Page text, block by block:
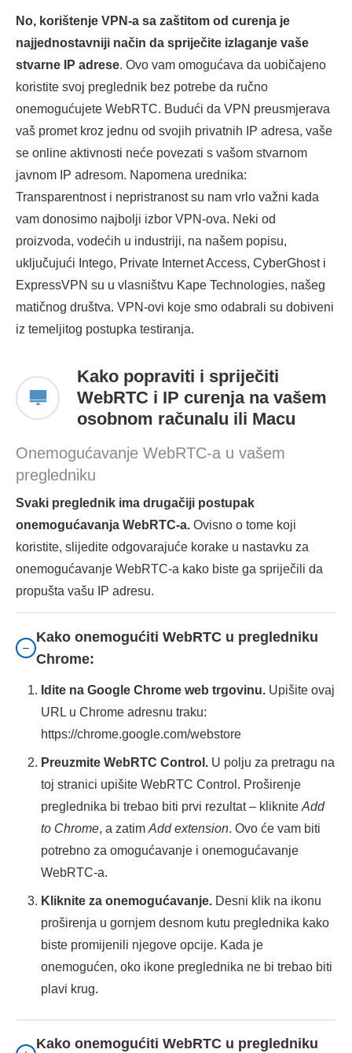
No, korištenje VPN-a sa zaštitom od curenja je
najjednostavniji način da spriječite izlaganje vaše
stvarne IP adrese. Ovo vam omogućava da uobičajeno
koristite svoj preglednik bez potrebe da ručno
onemogućujete WebRTC. Budući da VPN preusmjerava
vaš promet kroz jednu od svojih privatnih IP adresa, vaše
se online aktivnosti neće povezati s vašom stvarnom
javnom IP adresom. Napomena urednika:
Transparentnost i nepristranost su nam vrlo važni kada
vam donosimo najbolji izbor VPN-ova. Neki od
proizvoda, vodećih u industriji, na našem popisu,
uključujući Intego, Private Internet Access, CyberGhost i
ExpressVPN su u vlasništvu Kape Technologies, našeg
matičnog društva. VPN-ovi koje smo odabrali su dobiveni
iz temeljitog postupka testiranja.
Kako popraviti i spriječiti
WebRTC i IP curenja na vašem
osobnom računalu ili Macu
Onemogućavanje WebRTC-a u vašem
pregledniku
Svaki preglednik ima drugačiji postupak
onemogućavanja WebRTC-a. Ovisno o tome koji
koristite, slijedite odgovarajuće korake u nastavku za
onemogućavanje WebRTC-a kako biste ga spriječili da
propušta vašu IP adresu.
Kako onemogućiti WebRTC u pregledniku
Chrome:
Idite na Google Chrome web trgovinu. Upišite ovaj
URL u Chrome adresnu traku:
https://chrome.google.com/webstore
Preuzmite WebRTC Control. U polju za pretragu na
toj stranici upišite WebRTC Control. Proširenje
preglednika bi trebao biti prvi rezultat – kliknite Add
to Chrome, a zatim Add extension. Ovo će vam biti
potrebno za omogućavanje i onemogućavanje
WebRTC-a.
Kliknite za onemogućavanje. Desni klik na ikonu
proširenja u gornjem desnom kutu preglednika kako
biste promijenili njegove opcije. Kada je
onemogućen, oko ikone preglednika ne bi trebao biti
plavi krug.
Kako onemogućiti WebRTC u pregledniku